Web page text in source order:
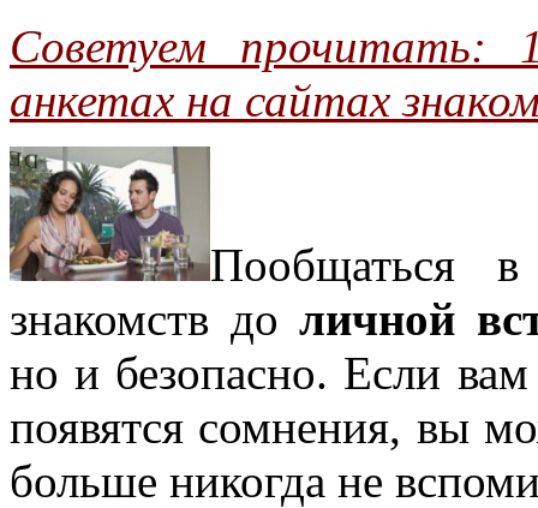
Советуем прочитать:
анкетах на сайтах
Пообщаться
знакомств доличной
но и безопасно. Если
появятся сомнения, вы
больше никогда не